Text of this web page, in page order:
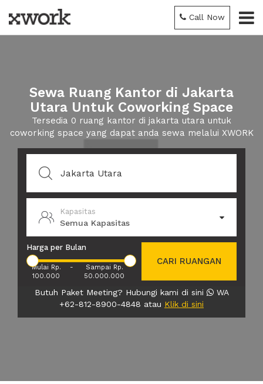
Call Now
Sewa Ruang Kantor di Jakarta
Utara Untuk Coworking Space
Tersedia 0 ruang kantor di jakarta utara untuk
coworking space yang dapat anda sewa melalui XWORK
Kapasitas
Semua Kapasitas
Harga per Bulan
Mulai Rp.
100.000
-
Sampai Rp.
50.000.000
CARI RUANGAN
Butuh Paket Meeting? Hubungi kami di sini
WA
+62-812-8900-4848 atau Klik di sini